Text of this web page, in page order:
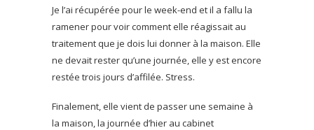
Je l’ai récupérée pour le week-end et il a fallu la
ramener pour voir comment elle réagissait au
traitement que je dois lui donner à la maison. Elle
ne devait rester qu’une journée, elle y est encore
restée trois jours d’affilée. Stress.
Finalement, elle vient de passer une semaine à
la maison, la journée d’hier au cabinet